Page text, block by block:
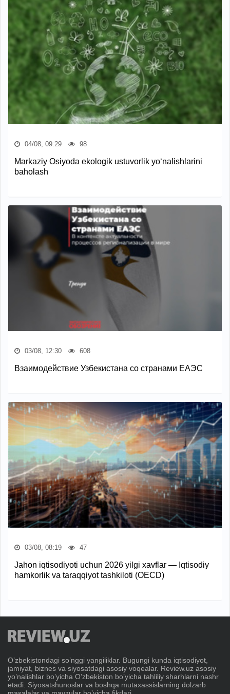
04/08, 09:29 98
Markaziy Osiyoda ekologik ustuvorlik yo‘nalishlarini
baholash
03/08, 12:30 608
Взаимодействие Узбекистана со странами ЕАЭС
03/08, 08:19 47
Jahon iqtisodiyoti uchun 2026 yilgi xavflar — Iqtisodiy
hamkorlik va taraqqiyot tashkiloti (OECD)
Oʼzbekistondagi soʼnggi yangiliklar. Bugungi kunda iqtisodiyot,
jamiyat, biznes va siyosatdagi asosiy voqealar. Review.uz asosiy
yoʼnalishlar boʼyicha Oʼzbekiston boʼyicha tahliliy sharhlarni nashr
etadi. Siyosatshunoslar va boshqa mutaxassislarning dolzarb